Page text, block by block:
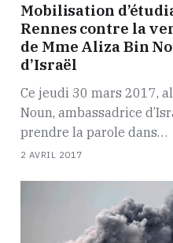
Mobilisation
Rennes contre la
de Mme Aliza Bin
d’Israël
Ce jeudi 30 mars 2017,
Noun, ambassadrice
prendre la parole dans…
2 AVRIL 2017